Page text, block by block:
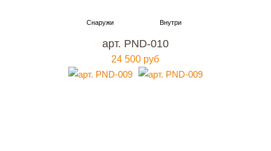
арт. PND-010
24 500 руб